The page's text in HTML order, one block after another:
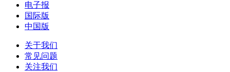
电子报
国际版
中国版
关于我们
常见问题
关注我们